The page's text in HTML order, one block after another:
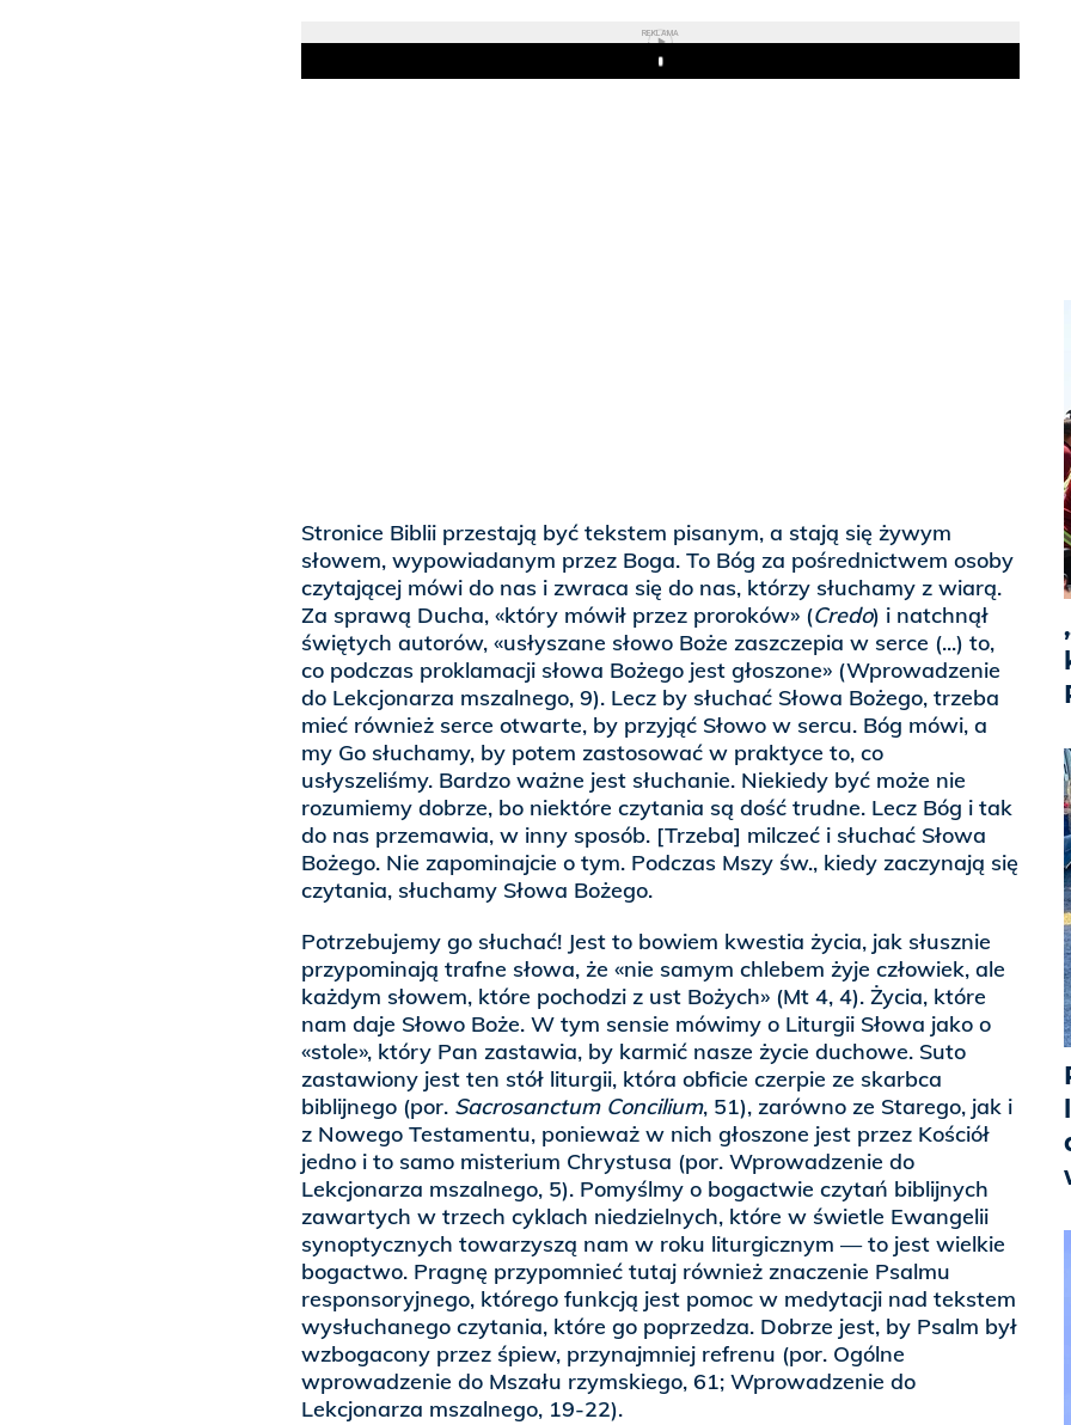
REKLAMA
Play
Stronice Biblii przestają być tekstem pisanym, a stają się żywym
słowem, wypowiadanym przez Boga. To Bóg za pośrednictwem osoby
czytającej mówi do nas i zwraca się do nas, którzy słuchamy z wiarą.
Za sprawą Ducha, «który mówił przez proroków» (Credo) i natchnął
świętych autorów, «usłyszane słowo Boże zaszczepia w serce (...) to,
co podczas proklamacji słowa Bożego jest głoszone» (Wprowadzenie
do Lekcjonarza mszalnego, 9). Lecz by słuchać Słowa Bożego, trzeba
mieć również serce otwarte, by przyjąć Słowo w sercu. Bóg mówi, a
my Go słuchamy, by potem zastosować w praktyce to, co
usłyszeliśmy. Bardzo ważne jest słuchanie. Niekiedy być może nie
rozumiemy dobrze, bo niektóre czytania są dość trudne. Lecz Bóg i tak
do nas przemawia, w inny sposób. [Trzeba] milczeć i słuchać Słowa
Bożego. Nie zapominajcie o tym. Podczas Mszy św., kiedy zaczynają się
czytania, słuchamy Słowa Bożego.
Potrzebujemy go słuchać! Jest to bowiem kwestia życia, jak słusznie
przypominają trafne słowa, że «nie samym chlebem żyje człowiek, ale
każdym słowem, które pochodzi z ust Bożych» (Mt 4, 4). Życia, które
nam daje Słowo Boże. W tym sensie mówimy o Liturgii Słowa jako o
«stole», który Pan zastawia, by karmić nasze życie duchowe. Suto
zastawiony jest ten stół liturgii, która obficie czerpie ze skarbca
biblijnego (por. Sacrosanctum Concilium, 51), zarówno ze Starego, jak i
z Nowego Testamentu, ponieważ w nich głoszone jest przez Kościół
jedno i to samo misterium Chrystusa (por. Wprowadzenie do
Lekcjonarza mszalnego, 5). Pomyślmy o bogactwie czytań biblijnych
zawartych w trzech cyklach niedzielnych, które w świetle Ewangelii
synoptycznych towarzyszą nam w roku liturgicznym — to jest wielkie
bogactwo. Pragnę przypomnieć tutaj również znaczenie Psalmu
responsoryjnego, którego funkcją jest pomoc w medytacji nad tekstem
wysłuchanego czytania, które go poprzedza. Dobrze jest, by Psalm był
wzbogacony przez śpiew, przynajmniej refrenu (por. Ogólne
wprowadzenie do Mszału rzymskiego, 61; Wprowadzenie do
Lekcjonarza mszalnego, 19-22).